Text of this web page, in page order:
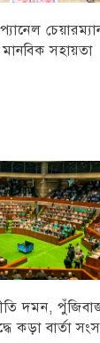
সহায়তা
দমন,
কড়া বার্তা